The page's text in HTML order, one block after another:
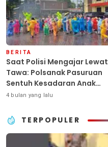
BERITA
Saat Polisi Mengajar Lewat
Tawa: Polsanak Pasuruan
Sentuh Kesadaran Anak
Sejak Dini
4 bulan yang lalu
TERPOPULER